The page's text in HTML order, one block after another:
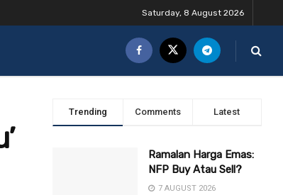
Saturday, 8 August 2026
Trending Comments Latest
Ramalan Harga Emas:
NFP Buy Atau Sell?
7 AUGUST 2026